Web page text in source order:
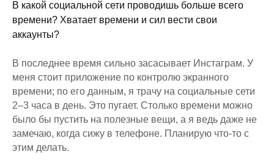
В какой социальной сети проводишь больше всего
времени? Хватает времени и сил вести свои
аккаунты?
В последнее время сильно засасывает Инстаграм. У
меня стоит приложение по контролю экранного
времени; по его данным, я трачу на социальные сети
2–3 часа в день. Это пугает. Столько времени можно
было бы пустить на полезные вещи, а я ведь даже не
замечаю, когда сижу в телефоне. Планирую что-то с
этим делать.